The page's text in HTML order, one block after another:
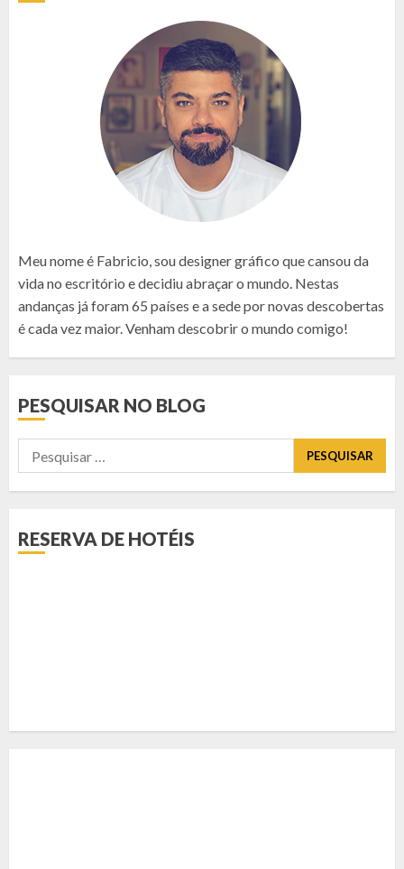
Meu nome é Fabricio, sou designer gráfico que cansou da
vida no escritório e decidiu abraçar o mundo. Nestas
andanças já foram 65 países e a sede por novas descobertas
é cada vez maior. Venham descobrir o mundo comigo!
PESQUISAR NO BLOG
Pesquisar
por:
RESERVA DE HOTÉIS